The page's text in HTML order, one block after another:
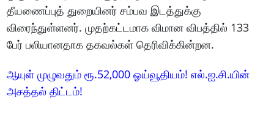
தீயணைப்புத் துறையினர் சம்பவ இடத்துக்கு
விரைந்துள்ளனர். முதற்கட்டமாக விமான விபத்தில் 133
பேர் பலியானதாக தகவல்கள் தெரிவிக்கின்றன.
ஆயுள் முழுவதும் ரூ.52,000 ஓய்வூதியம்! எல்.ஐ.சி.யின்
அசத்தல் திட்டம்!